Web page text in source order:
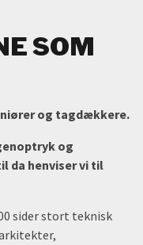
SOM
og tagdækkere.
og
da henviser vi til
sider stort teknisk